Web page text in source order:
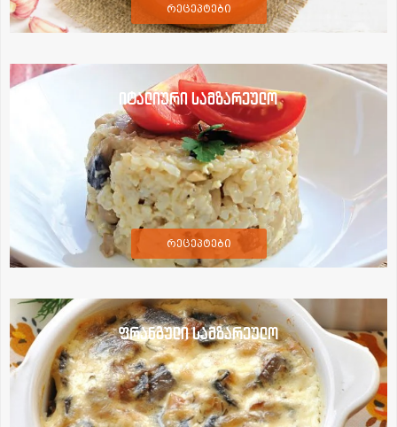
რეცეპტები
იტალიური სამზარეულო
რეცეპტები
ფრანგული სამზარეულო